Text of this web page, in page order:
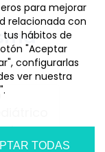
para mejorar
relacionada con
tus hábitos de
"Aceptar
configurarlas
ver nuestra
TODAS